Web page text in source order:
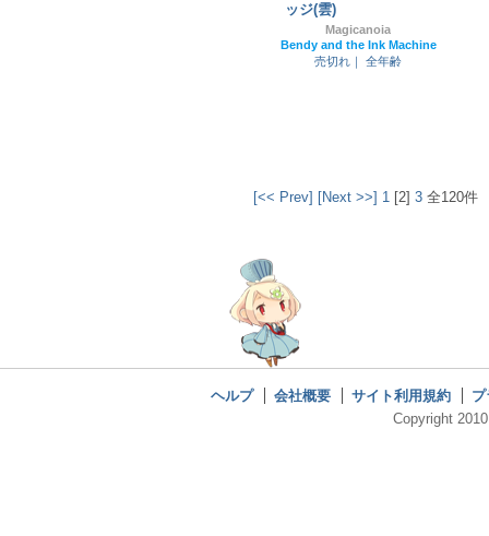
ッジ(雲)
Magicanoia
Bendy and the Ink Machine
売切れ｜
全年齢
[<< Prev] [Next >>] 1 [2] 3 全120件
ヘルプ 会社概要 サイト利用規約
Copyright